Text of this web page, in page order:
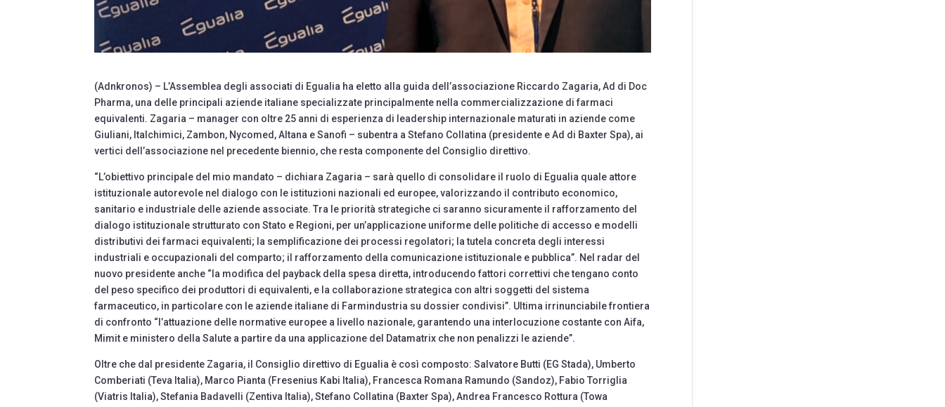
(Adnkronos) – L’Assemblea degli associati di Egualia ha eletto alla guida dell’associazione Riccardo Zagaria, Ad di Doc
Pharma, una delle principali aziende italiane specializzate principalmente nella commercializzazione di farmaci
equivalenti. Zagaria – manager con oltre 25 anni di esperienza di leadership internazionale maturati in aziende come
Giuliani, Italchimici, Zambon, Nycomed, Altana e Sanofi – subentra a Stefano Collatina (presidente e Ad di Baxter Spa), ai
vertici dell’associazione nel precedente biennio, che resta componente del Consiglio direttivo.
“L’obiettivo principale del mio mandato – dichiara Zagaria – sarà quello di consolidare il ruolo di Egualia quale attore
istituzionale autorevole nel dialogo con le istituzioni nazionali ed europee, valorizzando il contributo economico,
sanitario e industriale delle aziende associate. Tra le priorità strategiche ci saranno sicuramente il rafforzamento del
dialogo istituzionale strutturato con Stato e Regioni, per un’applicazione uniforme delle politiche di accesso e modelli
distributivi dei farmaci equivalenti; la semplificazione dei processi regolatori; la tutela concreta degli interessi
industriali e occupazionali del comparto; il rafforzamento della comunicazione istituzionale e pubblica”. Nel radar del
nuovo presidente anche “la modifica del payback della spesa diretta, introducendo fattori correttivi che tengano conto
del peso specifico dei produttori di equivalenti, e la collaborazione strategica con altri soggetti del sistema
farmaceutico, in particolare con le aziende italiane di Farmindustria su dossier condivisi”. Ultima irrinunciabile frontiera
di confronto “l’attuazione delle normative europee a livello nazionale, garantendo una interlocuzione costante con Aifa,
Mimit e ministero della Salute a partire da una applicazione del Datamatrix che non penalizzi le aziende”.
Oltre che dal presidente Zagaria, il Consiglio direttivo di Egualia è così composto: Salvatore Butti (EG Stada), Umberto
Comberiati (Teva Italia), Marco Pianta (Fresenius Kabi Italia), Francesca Romana Ramundo (Sandoz), Fabio Torriglia
(Viatris Italia), Stefania Badavelli (Zentiva Italia), Stefano Collatina (Baxter Spa), Andrea Francesco Rottura (Towa